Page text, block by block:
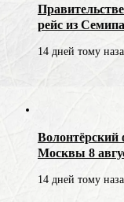
рейс из
14 дней тому
Волонтёрский
Москвы 8
14 дней тому